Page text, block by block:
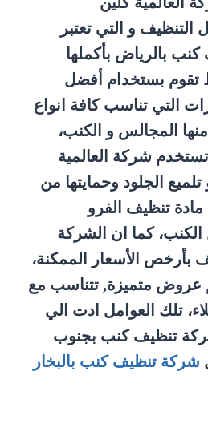
و التي تعتبر
بالرياض بأكملها
تقوم بستخدام أفضل
التي تناسب كافة انواع
المجالس و الكنب،
شركة العالمية
الجلود وحمايتها من
مادة تنظيف الفرو
كما ان الشركة
بأرخص الأسعار الممكنة،
عروض متميزة, تتناسب مع
تلك العوامل ادت الي
تنظيف كنب بجنوب
شركة تنظيف كنب بالبخار